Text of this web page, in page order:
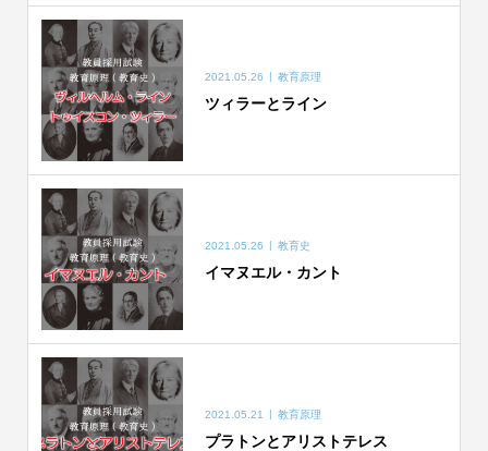
2021.05.26 教育原理
ツィラーとライン
2021.05.26 教育史
イマヌエル・カント
2021.05.21 教育原理
プラトンとアリストテレス